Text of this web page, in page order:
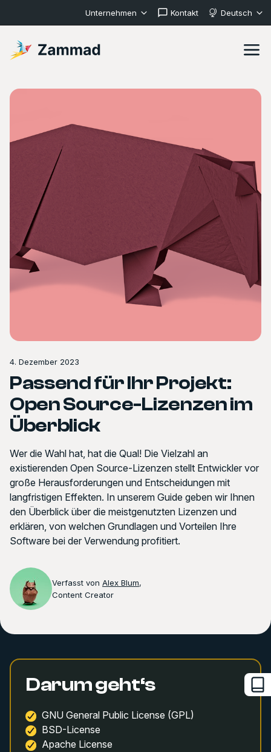
Unternehmen Kontakt Deutsch
4. Dezember 2023
Passend für Ihr Projekt:
Open Source-Lizenzen im
Überblick
Wer die Wahl hat, hat die Qual! Die Vielzahl an
existierenden Open Source-Lizenzen stellt Entwickler vor
große Herausforderungen und Entscheidungen mit
langfristigen Effekten. In unserem Guide geben wir Ihnen
den Überblick über die meistgenutzten Lizenzen und
erklären, von welchen Grundlagen und Vorteilen Ihre
Software bei der Verwendung profitiert.
Verfasst von Alex Blum,
Content Creator
Darum geht‘s
GNU General Public License (GPL)
BSD-License
Apache License